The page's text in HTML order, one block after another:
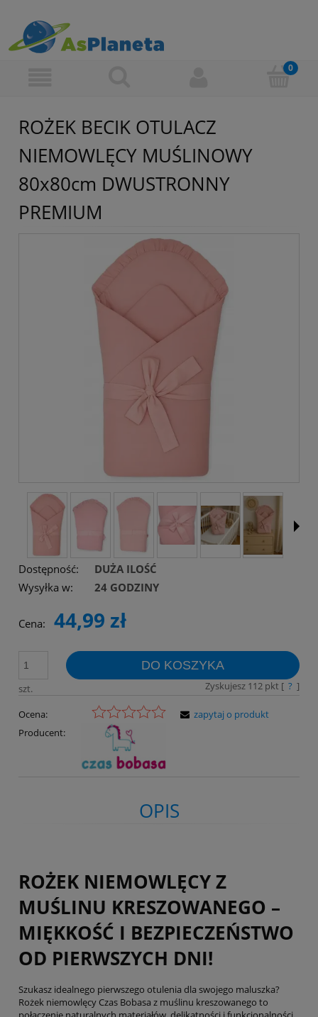
ROŻEK BECIK OTULACZ
NIEMOWLĘCY MUŚLINOWY
80x80cm DWUSTRONNY
PREMIUM
Dostępność:
DUŻA ILOŚĆ
Wysyłka w:
24 GODZINY
Cena: 44,99 zł
szt.
DO KOSZYKA
Zyskujesz 112pkt [ ? ]
Ocena:
Producent:
zapytaj o produkt
OPIS
ROŻEK NIEMOWLĘCY Z
MUŚLINU KRESZOWANEGO –
MIĘKKOŚĆ I BEZPIECZEŃSTWO
OD PIERWSZYCH DNI!
Szukasz idealnego pierwszego otulenia dla swojego maluszka?
Rożek niemowlęcy Czas Bobasa z muślinu kreszowanego to